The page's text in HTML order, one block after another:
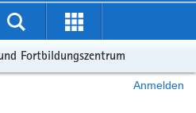
Fortbildungszentrum
Anmelden